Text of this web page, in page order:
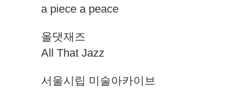
a piece a peace
올댓재즈
All That Jazz
서울시립 미술아카이브